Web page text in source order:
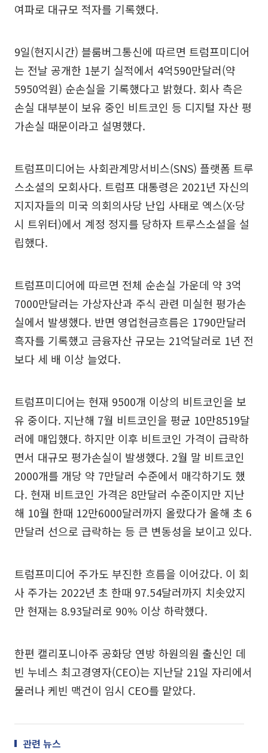
여파로 대규모 적자를 기록했다.
9일(현지시간) 블룸버그통신에 따르면 트럼프미디어
는 전날 공개한 1분기 실적에서 4억590만달러(약
5950억원) 순손실을 기록했다고 밝혔다. 회사 측은
손실 대부분이 보유 중인 비트코인 등 디지털 자산 평
가손실 때문이라고 설명했다.
트럼프미디어는 사회관계망서비스(SNS) 플랫폼 트루
스소셜의 모회사다. 트럼프 대통령은 2021년 자신의
지지자들의 미국 의회의사당 난입 사태로 엑스(X·당
시 트위터)에서 계정 정지를 당하자 트루스소셜을 설
립했다.
트럼프미디어에 따르면 전체 순손실 가운데 약 3억
7000만달러는 가상자산과 주식 관련 미실현 평가손
실에서 발생했다. 반면 영업현금흐름은 1790만달러
흑자를 기록했고 금융자산 규모는 21억달러로 1년 전
보다 세 배 이상 늘었다.
트럼프미디어는 현재 9500개 이상의 비트코인을 보
유 중이다. 지난해 7월 비트코인을 평균 10만8519달
러에 매입했다. 하지만 이후 비트코인 가격이 급락하
면서 대규모 평가손실이 발생했다. 2월 말 비트코인
2000개를 개당 약 7만달러 수준에서 매각하기도 했
다. 현재 비트코인 가격은 8만달러 수준이지만 지난
해 10월 한때 12만6000달러까지 올랐다가 올해 초 6
만달러 선으로 급락하는 등 큰 변동성을 보이고 있다.
트럼프미디어 주가도 부진한 흐름을 이어갔다. 이 회
사 주가는 2022년 초 한때 97.54달러까지 치솟았지
만 현재는 8.93달러로 90% 이상 하락했다.
한편 캘리포니아주 공화당 연방 하원의원 출신인 데
빈 누네스 최고경영자(CEO)는 지난달 21일 자리에서
물러나 케빈 맥건이 임시 CEO를 맡았다.
관련 뉴스